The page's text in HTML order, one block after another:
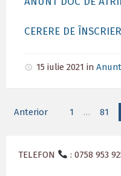
CERERE DE
15 iulie 2021 in
Paginație
Anterior 1 … 81
TELEFON : 0758 953